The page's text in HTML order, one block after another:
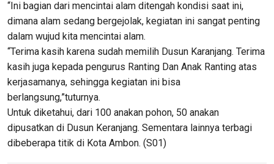
“Ini bagian dari mencintai alam ditengah kondisi saat ini,
dimana alam sedang bergejolak, kegiatan ini sangat penting
dalam wujud kita mencintai alam.
“Terima kasih karena sudah memilih Dusun Karanjang. Terima
kasih juga kepada pengurus Ranting Dan Anak Ranting atas
kerjasamanya, sehingga kegiatan ini bisa
berlangsung,”tuturnya.
Untuk diketahui, dari 100 anakan pohon, 50 anakan
dipusatkan di Dusun Keranjang. Sementara lainnya terbagi
dibeberapa titik di Kota Ambon. (S01)